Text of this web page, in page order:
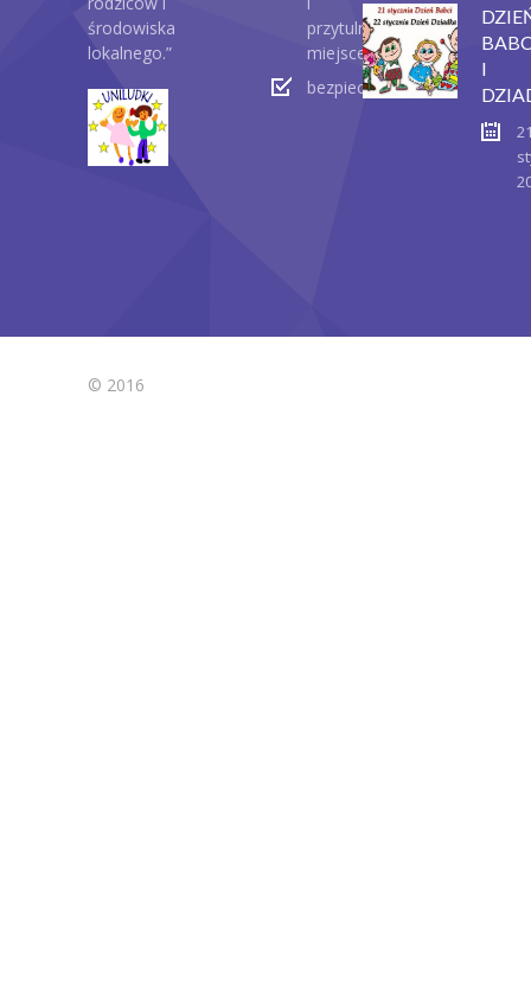
środowiska
lokalnego.”
przytulne
miejsce
bezpieczeństwo
I
© 2016